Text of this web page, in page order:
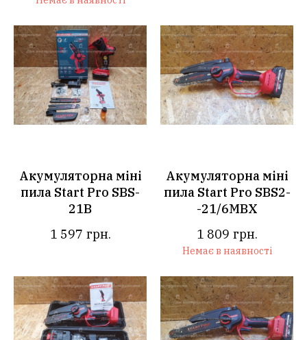
Акумуляторна міні
пила Start Pro SBS-
21B
1 597 грн.
Акумуляторна міні
пила Start Pro SBS2-
-21/6MBX
1 809 грн.
Немає в наявності